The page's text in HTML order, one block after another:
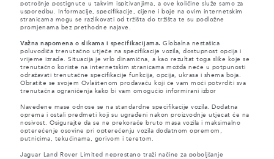
potrošnje postignute u takvim ispitivanjima, a ove količine služe samo za
usporedbu. Informacije, specifikacije, cijene i boje na ovim internetskim
stranicama mogu se razlikovati od tržišta do tržišta te su podložne
promjenama bez prethodne najave.
Važna napomena o slikama i specifikacijama. Globalna nestašica
poluvodiča trenutačno utječe na specifikacije vozila, dostupnost opcija i
vrijeme izrade. Situacija je vrlo dinamična, a kao rezultat toga slike koje se
trenutačno koriste na internetskim stranicama možda neće u potpunosti
odražavati trenutačne specifikacije funkcija, opcija, ukrasa i shema boja.
Obratite se svojem Ovlaštenom prodavaču koji će vam moći potvrditi sva
trenutačna ograničenja kako bi vam omogućio informirani izbor
Navedene mase odnose se na standardne specifikacije vozila. Dodatna
oprema i ostali predmeti koji su ugrađeni nakon proizvodnje utjecat će na
nosivost. Osigurajte da se ne prekorače bruto masa vozila i maksimalno
opterećenje osovine pri opterećenju vozila dodatnom opremom,
putnicima, tekućinama, gorivom i teretom.
Jaguar Land Rover Limited neprestano traži načine za poboljšanje